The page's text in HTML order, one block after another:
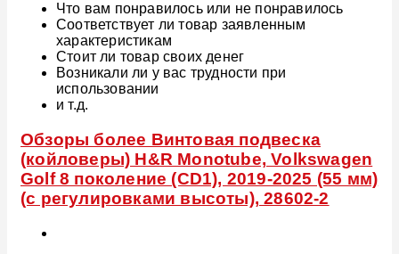
Что вам понравилось или не понравилось
Соответствует ли товар заявленным
характеристикам
Стоит ли товар своих денег
Возникали ли у вас трудности при
использовании
и т.д.
Обзоры более Винтовая подвеска
(койловеры) H&R Monotube, Volkswagen
Golf 8 поколение (CD1), 2019-2025 (55 мм)
(с регулировками высоты), 28602-2